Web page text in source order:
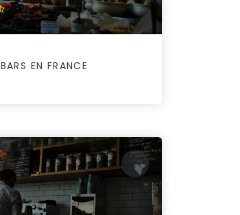
BARS EN FRANCE